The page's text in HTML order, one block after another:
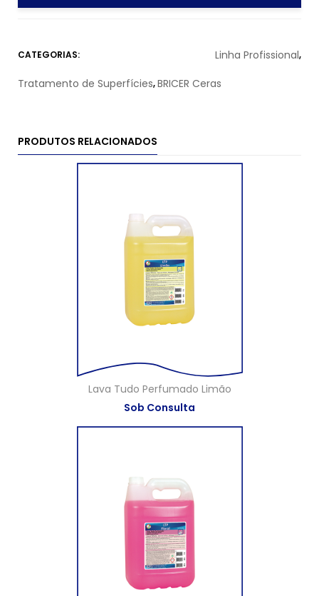
CATEGORIAS: Linha Profissional,
Tratamento de Superfícies,BRICER Ceras
PRODUTOS RELACIONADOS
Lava Tudo Perfumado Limão
Sob Consulta